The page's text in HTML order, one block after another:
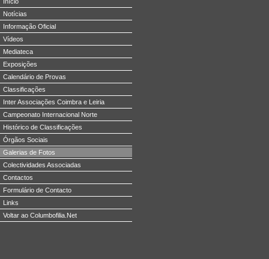
Notícias
Informação Oficial
Vídeos
Mediateca
Exposições
Calendário de Provas
Classificações
Inter Associações Coimbra e Leiria
Campeonato Internacional Norte
Histórico de Classificações
Órgãos Sociais
Galerias de Fotos
Colectividades Associadas
Contactos
Formulário de Contacto
Links
Voltar ao Columbofilia.Net